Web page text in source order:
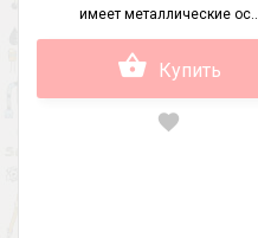
имеет металлические ос..
Купить